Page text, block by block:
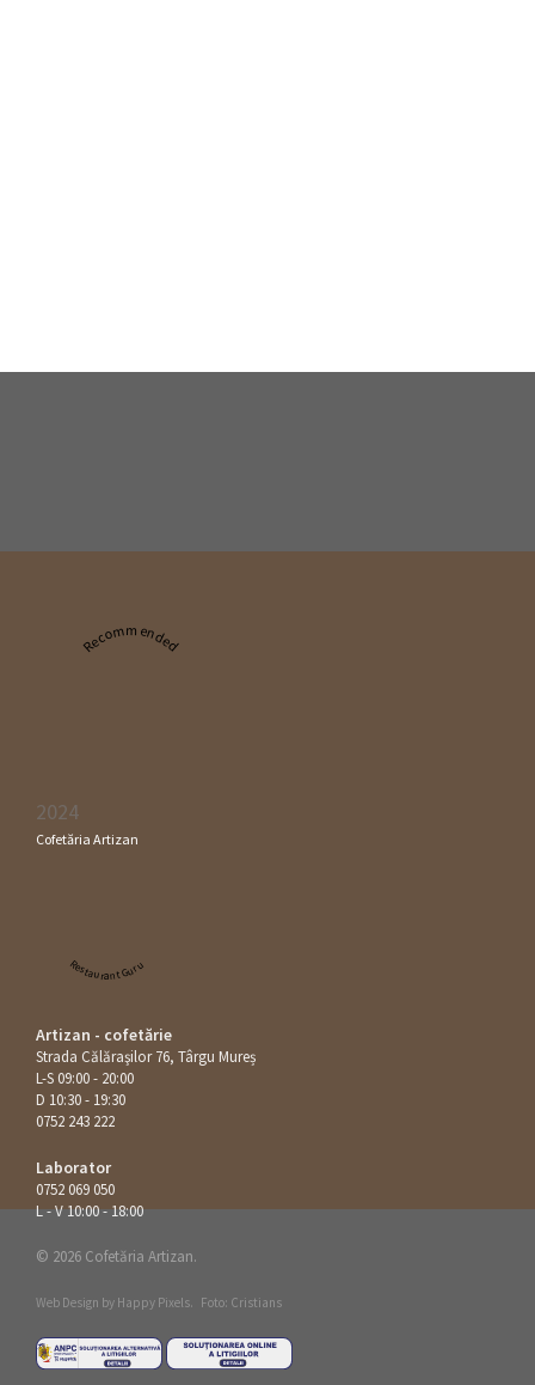
Recommended
2024
Cofetăria Artizan
Restaurant Guru
Artizan - cofetărie
Strada Călăraşilor 76, Târgu Mureș
L-S 09:00 - 20:00
D 10:30 - 19:30
0752 243 222
Laborator
0752 069 050
L - V 10:00 - 18:00
© 2026 Cofetăria Artizan.
Web Design by Happy Pixels. Foto: Cristians